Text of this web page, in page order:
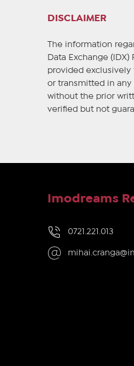
DISCLAIMER
The information
Data Exchange
provided exclusively
or transmitted in
without the prior
verified but not
Imodreams
0721.221.013